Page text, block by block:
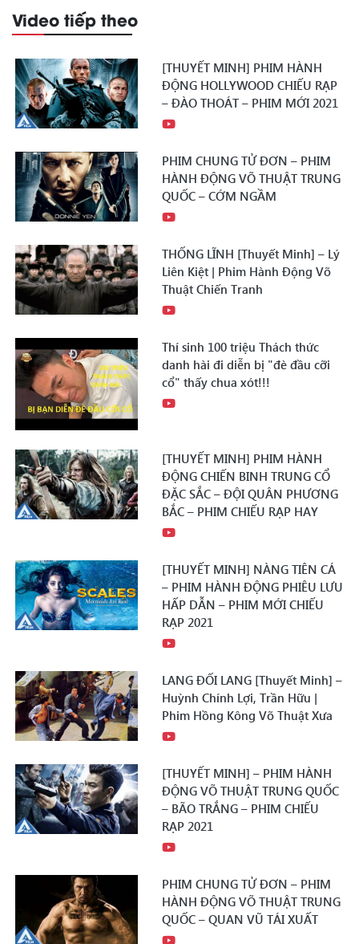
Video tiếp theo
[THUYẾT MINH] PHIM HÀNH
ĐỘNG HOLLYWOOD CHIẾU RẠP
– ĐÀO THOÁT – PHIM MỚI 2021
PHIM CHUNG TỬ ĐƠN – PHIM
HÀNH ĐỘNG VÕ THUẬT TRUNG
QUỐC – CỚM NGẦM
THỐNG LĨNH [Thuyết Minh] – Lý
Liên Kiệt | Phim Hành Động Võ
Thuật Chiến Tranh
Thí sinh 100 triệu Thách thức
danh hài đi diễn bị "đè đầu cỡi
cổ" thấy chua xót!!!
[THUYẾT MINH] PHIM HÀNH
ĐỘNG CHIẾN BINH TRUNG CỔ
ĐẶC SẮC – ĐỘI QUÂN PHƯƠNG
BẮC – PHIM CHIẾU RẠP HAY
[THUYẾT MINH] NÀNG TIÊN CÁ
– PHIM HÀNH ĐỘNG PHIÊU LƯU
HẤP DẪN – PHIM MỚI CHIẾU
RẠP 2021
LANG ĐỐI LANG [Thuyết Minh] –
Huỳnh Chính Lợi, Trần Hữu |
Phim Hồng Kông Võ Thuật Xưa
[THUYẾT MINH] – PHIM HÀNH
ĐỘNG VÕ THUẬT TRUNG QUỐC
– BÃO TRẮNG – PHIM CHIẾU
RẠP 2021
PHIM CHUNG TỬ ĐƠN – PHIM
HÀNH ĐỘNG VÕ THUẬT TRUNG
QUỐC – QUAN VŨ TÁI XUẤT